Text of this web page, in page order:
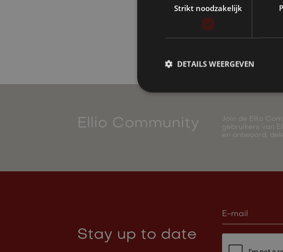
Ellio Community
Join de Ellio
gebruikers van
en antwoord,
Stay up to date
Strikt noodzakelijk
DETAILS WEERGEVEN